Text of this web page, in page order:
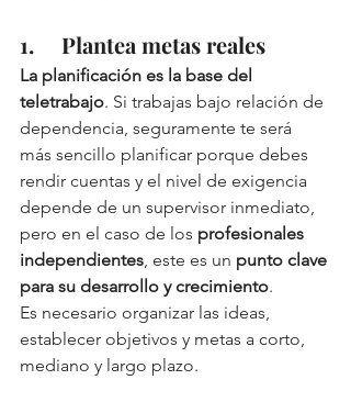
1.     Plantea metas reales
La planificación es la base del
teletrabajo. Si trabajas bajo relación de
dependencia, seguramente te será
más sencillo planificar porque debes
rendir cuentas y el nivel de exigencia
depende de un supervisor inmediato,
pero en el caso de los profesionales
independientes, este es un punto clave
para su desarrollo y crecimiento.
Es necesario organizar las ideas,
establecer objetivos y metas a corto,
mediano y largo plazo.